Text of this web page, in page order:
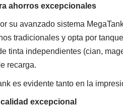
ahorros excepcionales
su avanzado sistema
tradicionales y opta por
tinta independientes (cian,
recarga.
es evidente tanto en la
excepcional